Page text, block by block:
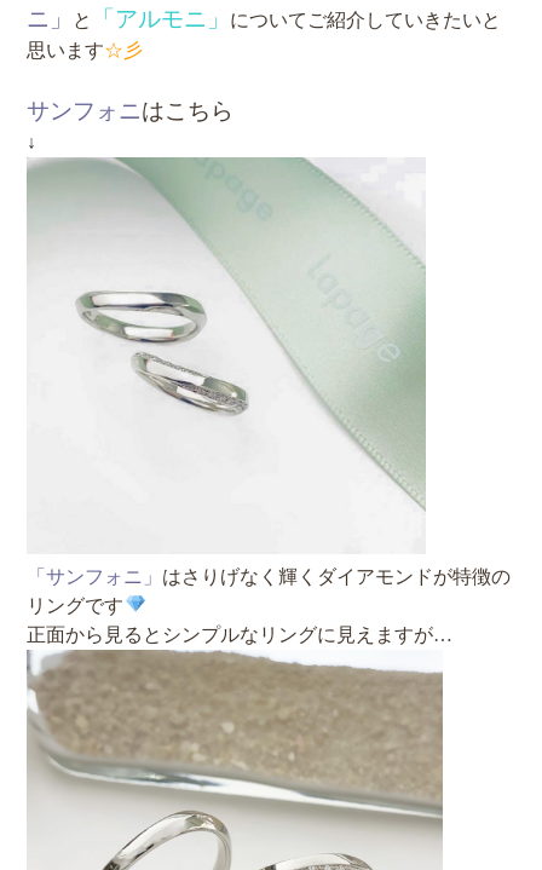
ニ」
と 「アルモニ」
についてご紹介していきたいと
思います☆彡
サンフォニはこちら
↓
「サンフォニ」 はさりげなく輝くダイアモンドが特徴の
リングです
正面から見るとシンプルなリングに見えますが…